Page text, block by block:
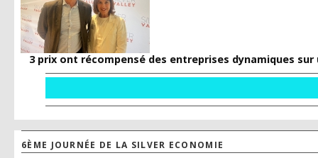
3 prix ont récompensé des entreprises dynamiques
6ÈME JOURNÉE DE LA SILVER ECONOMIE